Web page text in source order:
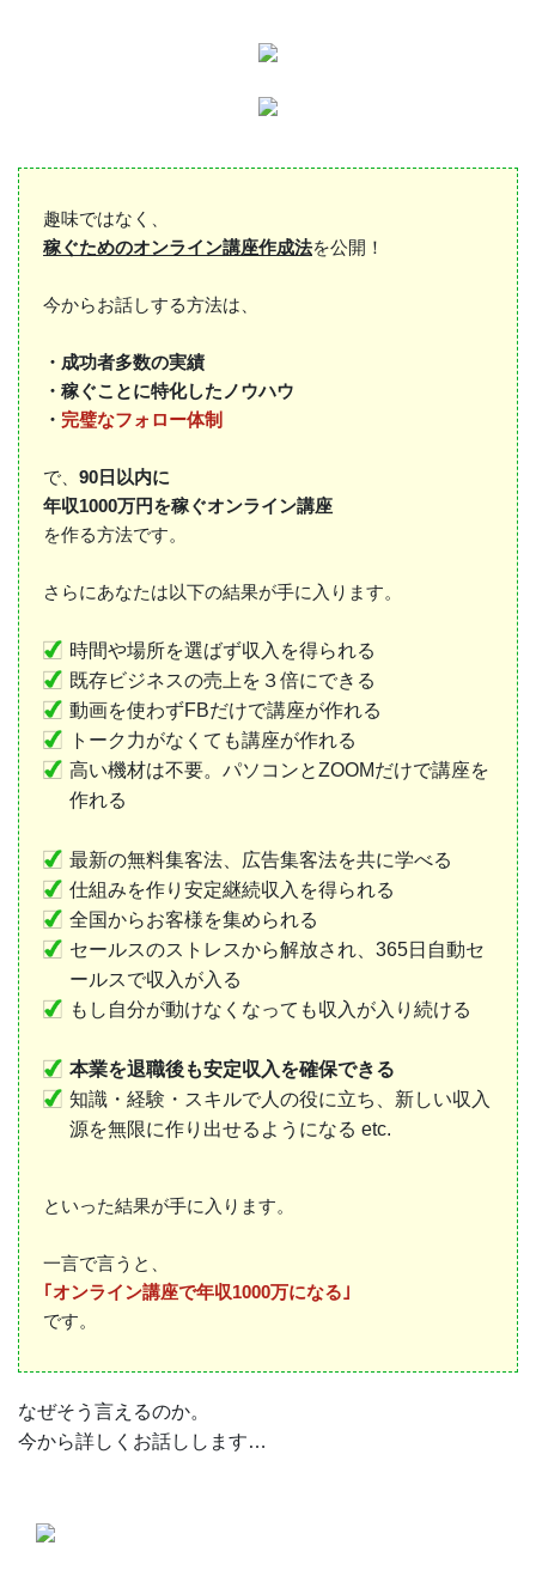
趣味ではなく、
稼ぐためのオンライン講座作成法を公開！
今からお話しする方法は、
・成功者多数の実績
・稼ぐことに特化したノウハウ
・ 完璧なフォロー体制
で、 90日以内に
年収1000万円を稼ぐオンライン講座
を作る方法です。
さらにあなたは以下の結果が手に入ります。
時間や場所を選ばず収入を得られる
既存ビジネスの売上を３倍にできる
動画を使わずFBだけで講座が作れる
トーク力がなくても講座が作れる
高い機材は不要。パソコンとZOOMだけで講座を
作れる
最新の無料集客法、広告集客法を共に学べる
仕組みを作り安定継続収入を得られる
全国からお客様を集められる
セールスのストレスから解放され、365日自動セ
ールスで収入が入る
もし自分が動けなくなっても収入が入り続ける
本業を退職後も安定収入を確保できる
知識・経験・スキルで人の役に立ち、新しい収入
源を無限に作り出せるようになる etc.
といった結果が手に入ります。
一言で言うと、
｢オンライン講座で年収1000万になる｣
です。
なぜそう言えるのか。
今から詳しくお話しします…